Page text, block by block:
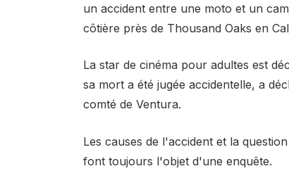
un accident entre une moto et un
côtière près de Thousand Oaks en
La star de cinéma pour adultes est
sa mort a été jugée accidentelle, a
comté de Ventura.
Les causes de l'accident et la
font toujours l'objet d'une enquête.